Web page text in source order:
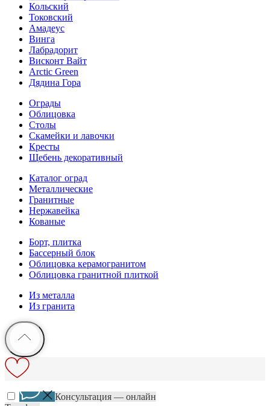
Кольский
Токовский
Амадеус
Винга
Лабрадорит
Висконт Вайт
Аrctic Green
Дядина Гора
Ограды
Облицовка
Столы
Скамейки и лавочки
Кресты
Щебень декоративный
Каталог оград
Металлические
Гранитные
Нержавейка
Кованые
Борт, плитка
Бассерный блок
Облицовка керамогранитом
Облицовка гранитной плиткой
Из металла
Из гранита
Консультация — онлайн